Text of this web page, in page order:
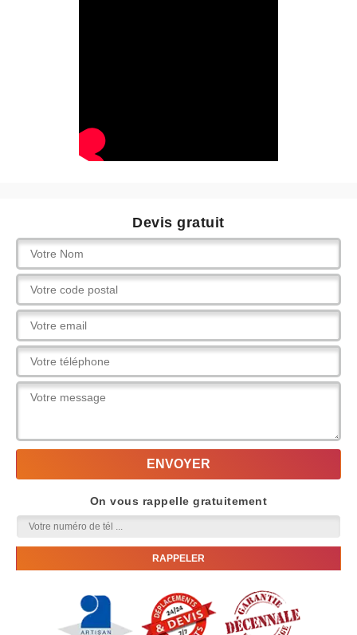
Devis gratuit
On vous rappelle gratuitement